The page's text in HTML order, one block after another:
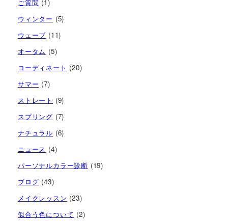
り
ご質問 (1)
ウィンター (5)
ウェーブ (11)
オータム (5)
コーディネート (20)
サマー (7)
ストレート (9)
スプリング (7)
ナチュラル (6)
ニュース (4)
パーソナルカラー診断 (19)
ブログ (43)
メイクレッスン (23)
似合う色について (2)